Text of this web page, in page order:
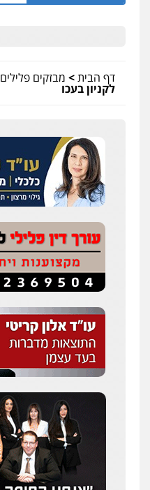
דף הבית> מבזקים פלילים
לקניון בעכו